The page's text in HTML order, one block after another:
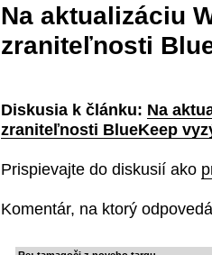
Na aktualizáciu
zraniteľnosti
Diskusia k článku: Na
zraniteľnosti BlueKeep
Prispievajte do diskusií ako
Komentár, na ktorý